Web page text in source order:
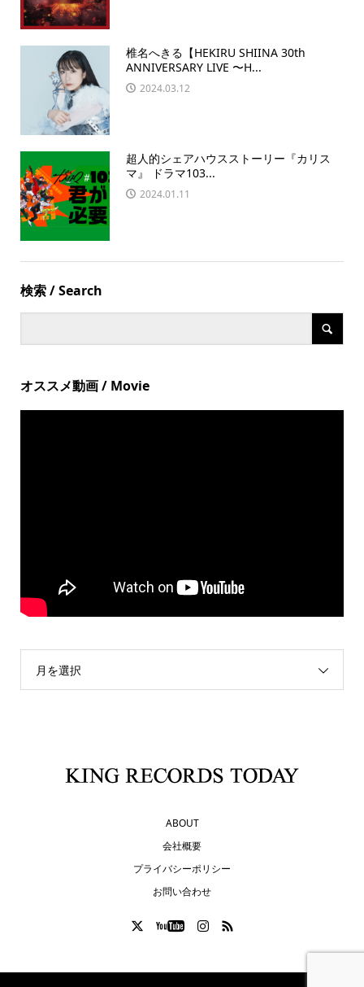
椎名へきる【HEKIRU SHIINA 30th
ANNIVERSARY LIVE 〜H...
2024.03.12
超人的シェアハウスストーリー『カリス
マ』 ドラマ103...
2024.01.11
検索 / Search
オススメ動画 / Movie
月を選択
ABOUT
会社概要
プライバシーポリシー
お問い合わせ